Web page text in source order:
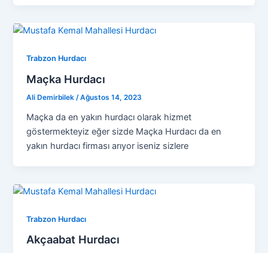
Trabzon Hurdacı
Maçka Hurdacı
Ali Demirbilek/Ağustos 14, 2023
Maçka da en yakın hurdacı olarak hizmet
göstermekteyiz eğer sizde Maçka Hurdacı da en
yakın hurdacı firması arıyor iseniz sizlere
Trabzon Hurdacı
Akçaabat Hurdacı